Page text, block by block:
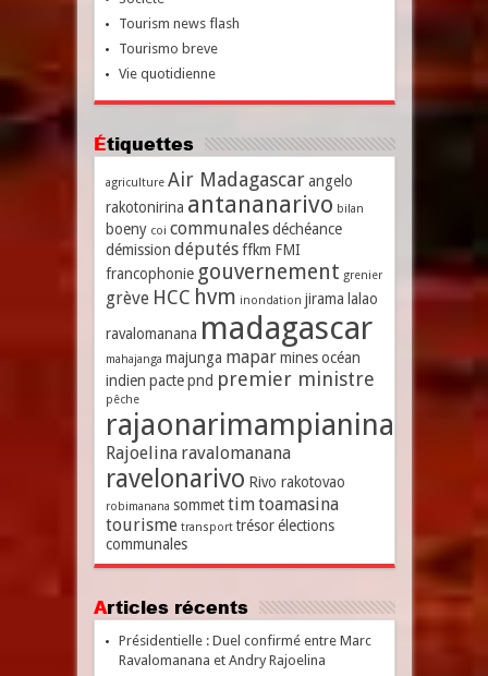
Tourism news flash
Tourismo breve
Vie quotidienne
Étiquettes
agriculture Air Madagascar angelo
rakotonirina antananarivo bilan
boeny coi communales déchéance
démission députés ffkm FMI
francophonie gouvernement grenier
grève HCC hvm inondation jirama lalao
ravalomanana madagascar
mahajanga majunga mapar mines océan
indien pacte pnd premier ministre
pêche
rajaonarimampianina
Rajoelina ravalomanana
ravelonarivo Rivo rakotovao
robimanana sommet timtoamasina
tourisme transport trésor élections
communales
Articles récents
Présidentielle : Duel confirmé entre Marc
Ravalomanana et Andry Rajoelina